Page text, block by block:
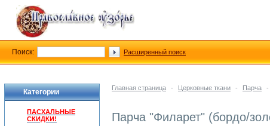
Главная страница - Церковные ткани - Парча -
Парча "Филарет" (бордо/
Категории
ПАСХАЛЬНЫЕ
СКИДКИ!
Поиск: Расширенный поиск